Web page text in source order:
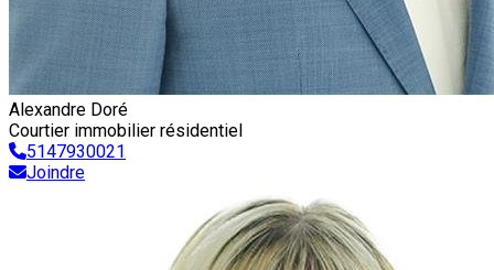
Alexandre Doré
Courtier immobilier résidentiel
5147930021
Joindre